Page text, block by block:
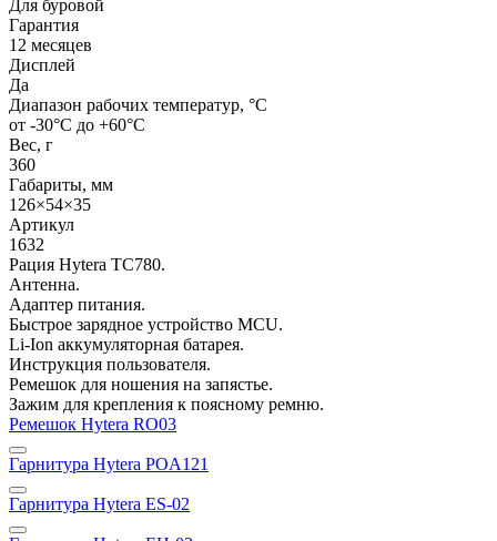
Для буровой
Гарантия
12 месяцев
Дисплей
Да
Диапазон рабочих температур, °С
от -30°С до +60°С
Вес, г
360
Габариты, мм
126×54×35
Артикул
1632
Рация Hytera TC780.
Антенна.
Адаптер питания.
Быстрое зарядное устройство MCU.
Li-Ion аккумуляторная батарея.
Инструкция пользователя.
Ремешок для ношения на запястье.
Зажим для крепления к поясному ремню.
Ремешок Hytera RO03
Гарнитура Hytera POA121
Гарнитура Hytera ES-02